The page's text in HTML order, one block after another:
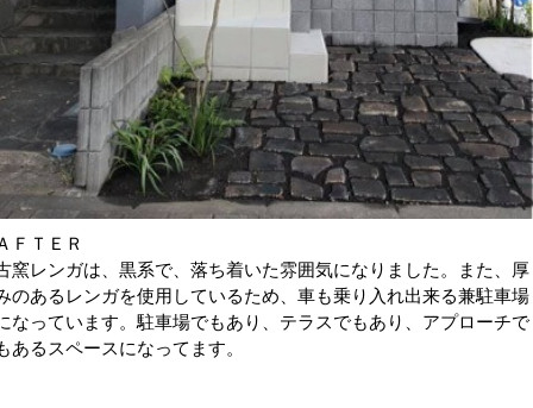
ＦＴＥＲ
窯レンガは、黒系で、落ち着いた雰囲気になりました。また、厚
のあるレンガを使用しているため、車も乗り入れ出来る兼駐車場
なっています。駐車場でもあり、テラスでもあり、アプローチで
あるスペースになってます。